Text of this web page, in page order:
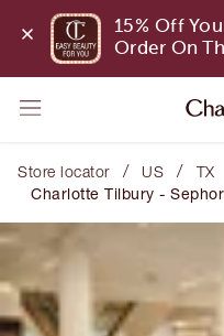
15% Off
Order On
Store locator / US / TX
Charlotte Tilbury -